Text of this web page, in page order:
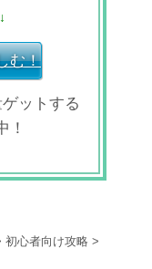
む！
ットする
！
初心者向け攻略 >